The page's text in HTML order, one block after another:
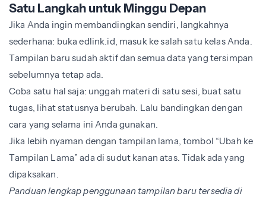
Satu Langkah untuk Minggu Depan
Jika Anda ingin membandingkan sendiri, langkahnya
sederhana: buka edlink.id, masuk ke salah satu kelas Anda.
Tampilan baru sudah aktif dan semua data yang tersimpan
sebelumnya tetap ada.
Coba satu hal saja: unggah materi di satu sesi, buat satu
tugas, lihat statusnya berubah. Lalu bandingkan dengan
cara yang selama ini Anda gunakan.
Jika lebih nyaman dengan tampilan lama, tombol “Ubah ke
Tampilan Lama” ada di sudut kanan atas. Tidak ada yang
dipaksakan.
Panduan lengkap penggunaan tampilan baru tersedia di